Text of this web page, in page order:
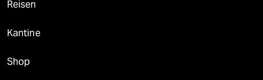
Reisen
Kantine
Shop